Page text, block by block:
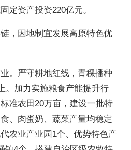
定资产投资220亿元。
因地制宜发展高原特色优
严守耕地红线，青稞播种
。加力实施粮食产能提升行
准农田20万亩，建设一批特
、肉蛋奶、蔬菜产量均稳定
农业产业园1个、优势特色产